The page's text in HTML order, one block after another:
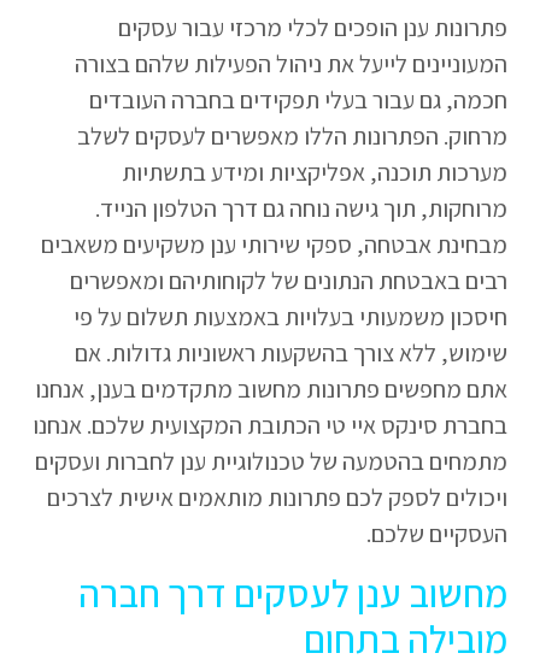
פתרונות ענן הופכים לכלי מרכזי עבור עסקים
המעוניינים לייעל את ניהול הפעילות שלהם בצורה
חכמה, גם עבור בעלי תפקידים בחברה העובדים
מרחוק. הפתרונות הללו מאפשרים לעסקים לשלב
מערכות תוכנה, אפליקציות ומידע בתשתיות
מרוחקות, תוך גישה נוחה גם דרך הטלפון הנייד.
מבחינת אבטחה, ספקי שירותי ענן משקיעים משאבים
רבים באבטחת הנתונים של לקוחותיהם ומאפשרים
חיסכון משמעותי בעלויות באמצעות תשלום על פי
שימוש, ללא צורך בהשקעות ראשוניות גדולות. אם
אתם מחפשים פתרונות מחשוב מתקדמים בענן, אנחנו
בחברת סינקס איי טי הכתובת המקצועית שלכם. אנחנו
מתמחים בהטמעה של טכנולוגיית ענן לחברות ועסקים
ויכולים לספק לכם פתרונות מותאמים אישית לצרכים
העסקיים שלכם.
מחשוב ענן לעסקים דרך חברה
מובילה בתחום